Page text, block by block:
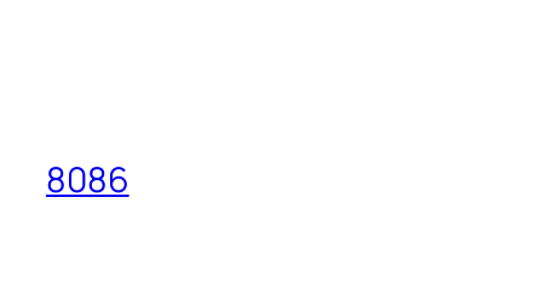
8086